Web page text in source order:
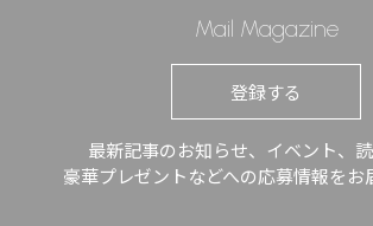
Mail Magazine
登録する
最新記事のお知らせ、イベント、読
豪華プレゼントなどへの応募情報をお